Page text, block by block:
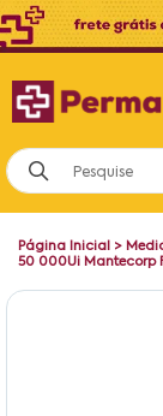
Página Inicial >
50 000Ui Mantecorp